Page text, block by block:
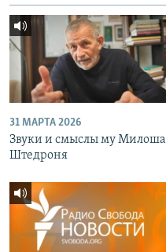
31 МАРТА 2026
Звуки и смыслы му Милоша
Штедроня